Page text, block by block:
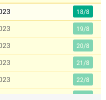
18/8
19/8
20/8
21/8
22/8
23/8